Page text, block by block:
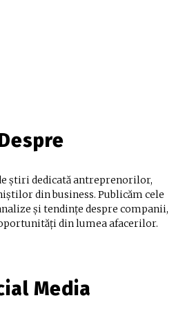
știri dedicată antreprenorilor,
din business. Publicăm cele
și tendințe despre companii,
din lumea afacerilor.
Media